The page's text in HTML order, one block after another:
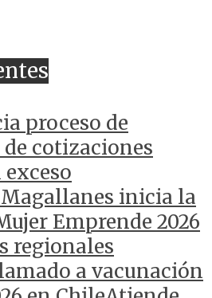
proceso de
cotizaciones
exceso
Magallanes inicia la
Emprende 2026
regionales
a vacunación